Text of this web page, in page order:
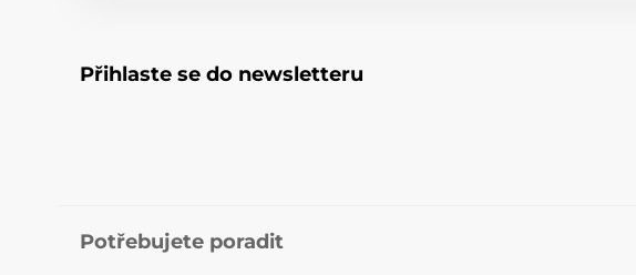
Přihlaste se do newsletteru
Potřebujete poradit